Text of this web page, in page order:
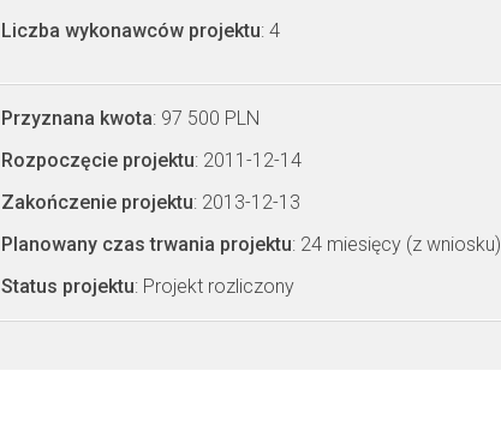
Liczba wykonawców projektu: 4
Przyznana kwota: 97 500 PLN
Rozpoczęcie projektu: 2011-12-14
Zakończenie projektu: 2013-12-13
Planowany czas trwania projektu: 24 miesięcy (z wniosku)
Status projektu: Projekt rozliczony